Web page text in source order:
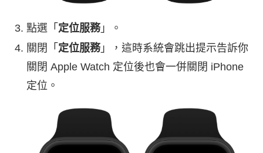
點選「 定位服務」。
關閉「 定位服務」，這時系統會跳出提示告訴你
關閉 Apple Watch 定位後也會一併關閉 iPhone
定位。